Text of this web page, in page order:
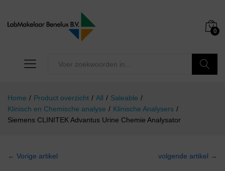
0
Home / Product overzicht / All / Saleable /
Klinisch en Chemische analyse / Klinische Analysers /
Siemens CLINITEK Advantus Urine Chemie Analysator
← Vorige artikel volgende artikel →